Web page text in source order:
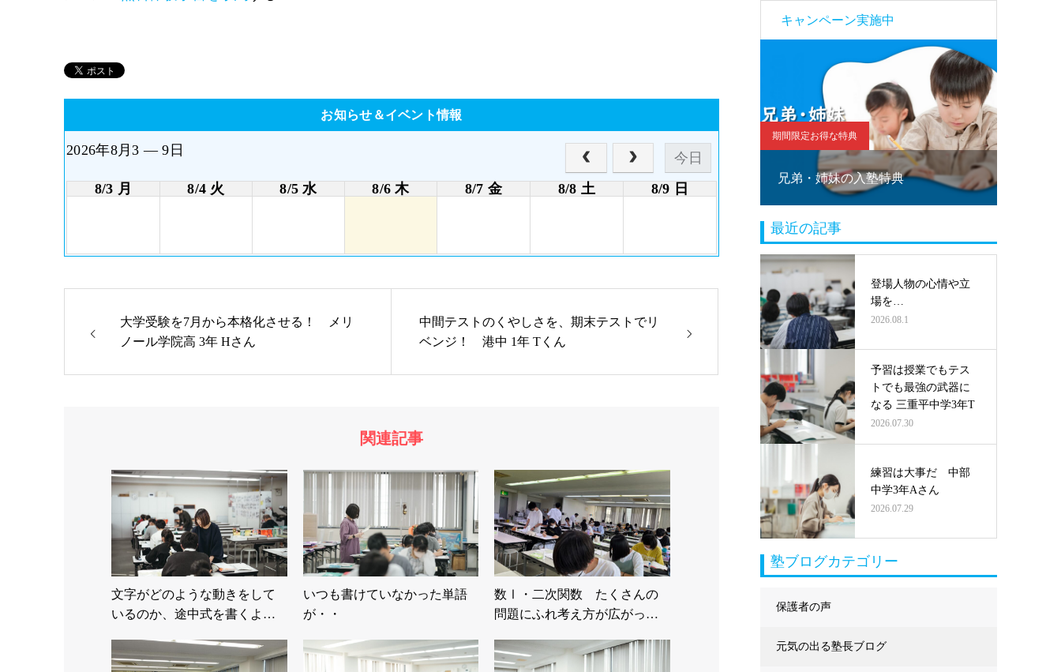
お知らせ＆イベント情報
2026年8月3 — 9日
今日
8/3 月
8/4 火 8/5 水 8/6 木 8/7 金 8/8 土 8/9 日
大学受験を7月から本格化させる！ メリ
ノール学院高 3年 Hさん
中間テストのくやしさを、期末テストでリ
ベンジ！ 港中 1年 Tくん
関連記事
文字がどのような動きをして
いるのか、途中式を書くよ…
いつも書けていなかった単語
が・・
数Ⅰ・二次関数 たくさんの
問題にふれ考え方が広がっ…
キャンペーン実施中
無料体験授業お得な特典あり！
期間限定お得な特典
兄弟・姉妹の入塾特典
最近の記事
登場人物の心情や立
場を…
2026.08.1
予習は授業でもテス
トでも最強の武器に
なる 三重平中学3年T
2026.07.30
練習は大事だ 中部
中学3年Aさん
2026.07.29
塾ブログカテゴリー
保護者の声
元気の出る塾長ブログ